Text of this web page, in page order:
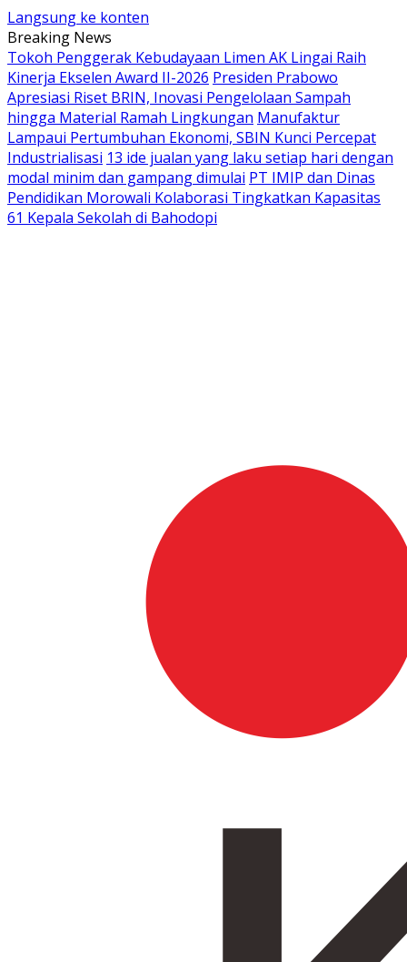
Langsung ke konten
Breaking News
Tokoh Penggerak Kebudayaan Limen AK Lingai Raih
Kinerja Ekselen Award II-2026 Presiden Prabowo
Apresiasi Riset BRIN, Inovasi Pengelolaan Sampah
hingga Material Ramah Lingkungan Manufaktur
Lampaui Pertumbuhan Ekonomi, SBIN Kunci Percepat
Industrialisasi 13 ide jualan yang laku setiap hari dengan
modal minim dan gampang dimulai PT IMIP dan Dinas
Pendidikan Morowali Kolaborasi Tingkatkan Kapasitas
61 Kepala Sekolah di Bahodopi